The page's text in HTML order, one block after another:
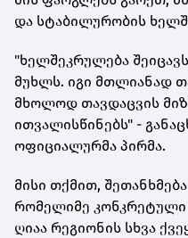
და სტაბილურობის
"ხელშეკრულება
მუხლს. იგი მთლიანად
მხოლოდ თავდაცვის
ითვალისწინებს" -
ოფიციალურმა პირმა.
მისი თქმით,
რომელიმე კონკრეტული
ღიაა რეგიონის სხვა